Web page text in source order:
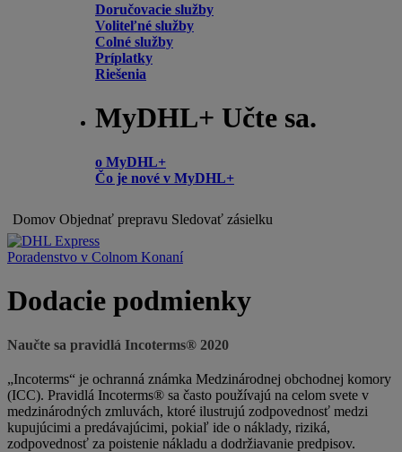
Doručovacie služby
Voliteľné služby
Colné služby
Príplatky
Riešenia
MyDHL+ Učte sa.
o MyDHL+
Čo je nové v MyDHL+
Domov Objednať prepravu Sledovať zásielku
Poradenstvo v Colnom Konaní
Dodacie podmienky
Naučte sa pravidlá Incoterms® 2020
„Incoterms“ je ochranná známka Medzinárodnej obchodnej komory
(ICC). Pravidlá Incoterms® sa často používajú na celom svete v
medzinárodných zmluvách, ktoré ilustrujú zodpovednosť medzi
kupujúcimi a predávajúcimi, pokiaľ ide o náklady, riziká,
zodpovednosť za poistenie nákladu a dodržiavanie predpisov.